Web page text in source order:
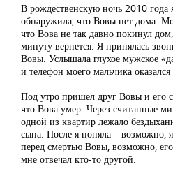
В рождественскую ночь 2010
обнаружила, что Вовы нет дома.
что Вова не так давно покинул
минуту вернется. Я принялась
Вовы. Услышала глухое мужское
и телефон моего мальчика
Под утро пришел друг Вовы и его
что Вова умер. Через считанные
одной из квартир лежало
сына. После я поняла – возможно,
перед смертью Вовы, возможно,
мне отвечал кто-то другой.